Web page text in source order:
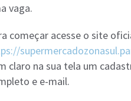
vaga.
começar acesse o site
claro na sua tela um
e e-mail.